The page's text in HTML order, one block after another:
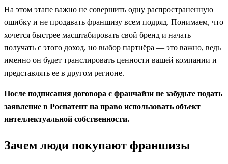
На этом этапе важно не совершить одну распространенную
ошибку и не продавать франшизу всем подряд. Понимаем, что
хочется быстрее масштабировать свой бренд и начать
получать с этого доход, но выбор партнёра — это важно, ведь
именно он будет транслировать ценности вашей компании и
представлять ее в другом регионе.
После подписания договора с франчайзи не забудьте подать
заявление в Роспатент на право использовать объект
интеллектуальной собственности.
Зачем люди покупают франшизы